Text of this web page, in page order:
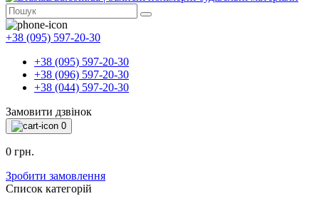
+38 (095) 597-20-30
+38 (095) 597-20-30
+38 (096) 597-20-30
+38 (044) 597-20-30
Замовити дзвінок
0
0 грн.
Зробити замовлення
Список категорій